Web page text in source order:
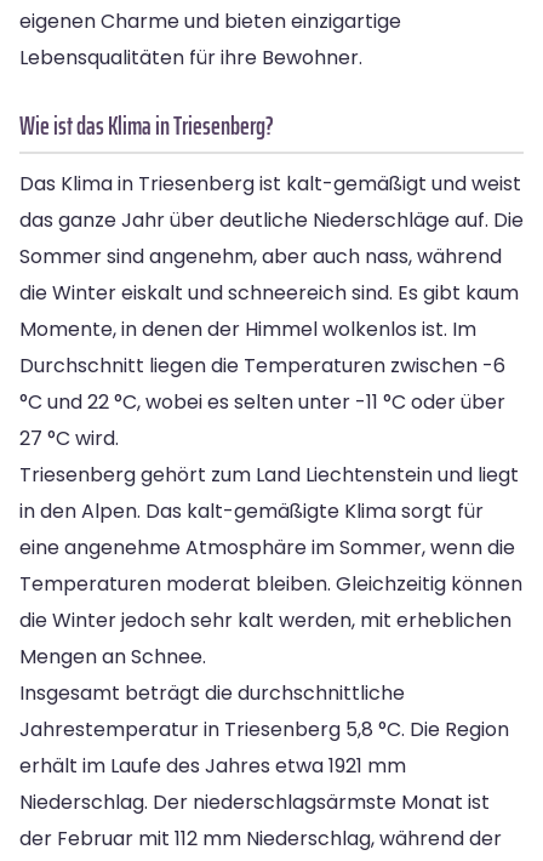
eigenen Charme und bieten einzigartige
Lebensqualitäten für ihre Bewohner.
Wie ist das Klima in Triesenberg?
Das Klima in Triesenberg ist kalt-gemäßigt und weist
das ganze Jahr über deutliche Niederschläge auf. Die
Sommer sind angenehm, aber auch nass, während
die Winter eiskalt und schneereich sind. Es gibt kaum
Momente, in denen der Himmel wolkenlos ist. Im
Durchschnitt liegen die Temperaturen zwischen -6
°C und 22 °C, wobei es selten unter -11 °C oder über
27 °C wird.
Triesenberg gehört zum Land Liechtenstein und liegt
in den Alpen. Das kalt-gemäßigte Klima sorgt für
eine angenehme Atmosphäre im Sommer, wenn die
Temperaturen moderat bleiben. Gleichzeitig können
die Winter jedoch sehr kalt werden, mit erheblichen
Mengen an Schnee.
Insgesamt beträgt die durchschnittliche
Jahrestemperatur in Triesenberg 5,8 °C. Die Region
erhält im Laufe des Jahres etwa 1921 mm
Niederschlag. Der niederschlagsärmste Monat ist
der Februar mit 112 mm Niederschlag, während der